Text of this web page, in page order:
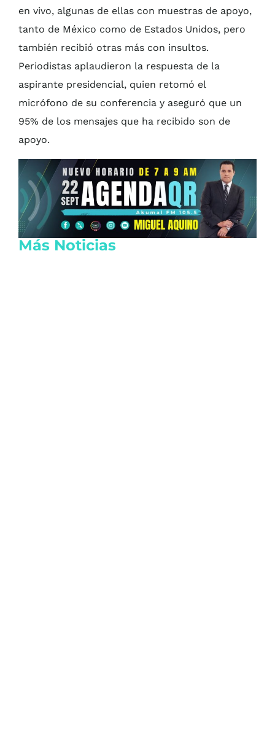
en vivo, algunas de ellas con muestras de apoyo,
tanto de México como de Estados Unidos, pero
también recibió otras más con insultos.
Periodistas aplaudieron la respuesta de la
aspirante presidencial, quien retomó el
micrófono de su conferencia y aseguró que un
95% de los mensajes que ha recibido son de
apoyo.
Más Noticias